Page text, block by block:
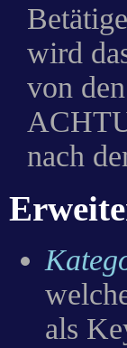
wird
von
nach
als